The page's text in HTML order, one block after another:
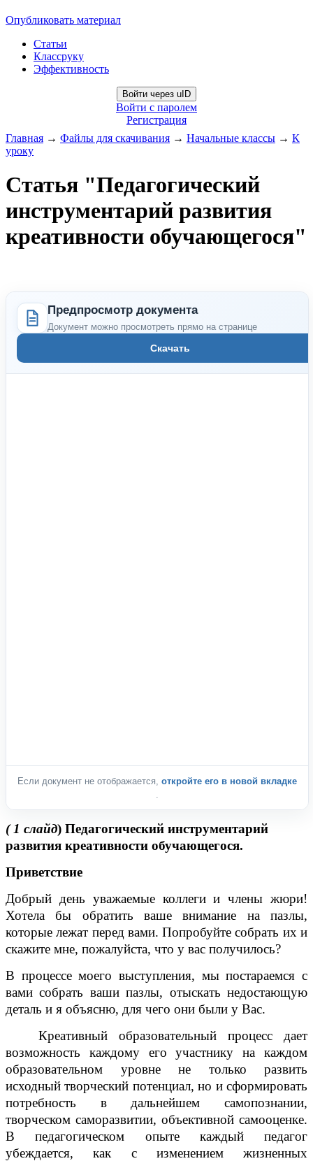
Опубликовать материал
Статьи
Классруку
Эффективность
Войти через uID
Войти с паролем
Регистрация
Главная → Файлы для скачивания → Начальные классы → К
уроку
Статья "Педагогический
инструментарий развития
креативности обучающегося"
Предпросмотр документа
Документ можно просмотреть прямо на странице
Скачать
Если документ не отображается, откройте его в новой вкладке
( 1 слайд) Педагогический инструментарий
развития креативности обучающегося.
Приветствие
Добрый день уважаемые коллеги и члены жюри!
Хотела бы обратить ваше внимание на пазлы,
которые лежат перед вами. Попробуйте собрать их и
скажите мне, пожалуйста, что у вас получилось?
В процессе моего выступления, мы постараемся с
вами собрать ваши пазлы, отыскать недостающую
деталь и я объясню, для чего они были у Вас.
Креативный образовательный процесс дает
возможность каждому его участнику на каждом
образовательном уровне не только развить
исходный творческий потенциал, но и сформировать
потребность в дальнейшем самопознании,
творческом саморазвитии, объективной самооценке.
В педагогическом опыте каждый педагог
убеждается, как с
изменением жизненных